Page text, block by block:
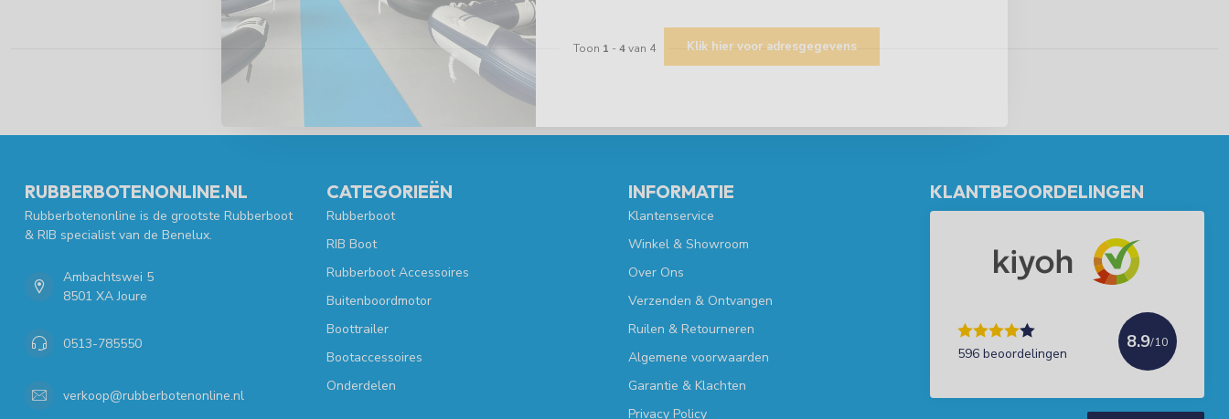
Toon 1 - 4van 4
RUBBERBOTENONLINE.NL
Rubberbotenonline is de grootste Rubberboot
& RIB specialist van de Benelux.
Ambachtswei 5
8501 XA Joure
0513-785550
verkoop@rubberbotenonline.nl
CATEGORIEËN
Rubberboot
RIB Boot
Rubberboot Accessoires
Buitenboordmotor
Boottrailer
Bootaccessoires
Onderdelen
INFORMATIE
Klantenservice
Winkel & Showroom
Over Ons
Verzenden & Ontvangen
Ruilen & Retourneren
Algemene voorwaarden
Garantie & Klachten
Privacy Policy
KLANTBEOORDELINGEN
596 beoordelingen
8.9/10
Klik hier voor adresgegevens